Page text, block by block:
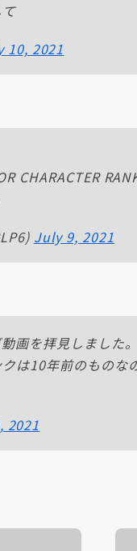
10, 2021
CHARACTER
July 9, 2021
画を拝見しました。
は10年前のものな
2021